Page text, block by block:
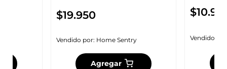
$19.950
Vendido por: Home Sentry
Agregar
$10.
Vendido